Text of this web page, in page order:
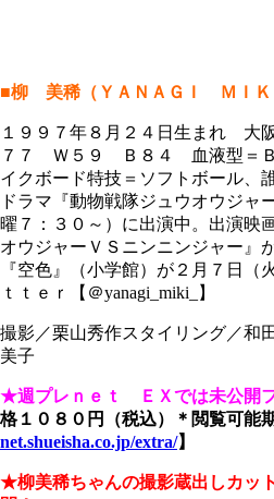
■柳 美稀（ＹＡＮＡＧＩ ＭＩＫ
１９９７年８月２４日生まれ 大
７７ Ｗ５９ Ｂ８４ 血液型＝Ｂ
イクボード特技＝ソフトボール、
ドラマ『動物戦隊ジュウオウジャ
曜７：３０～）に出演中。出演
オウジャーＶＳニンニンジャー』
『空色』（小学館）が２月７日（
ｔｔｅｒ【＠yanagi_miki_】
撮影／栗山秀作スタイリング／和
美子
★週プレｎｅｔ ＥＸでは未公開フ
格１０８０円（税込）＊閲覧可能
net.shueisha.co.jp/extra/】
★柳美稀ちゃんの撮影蔵出しカッ